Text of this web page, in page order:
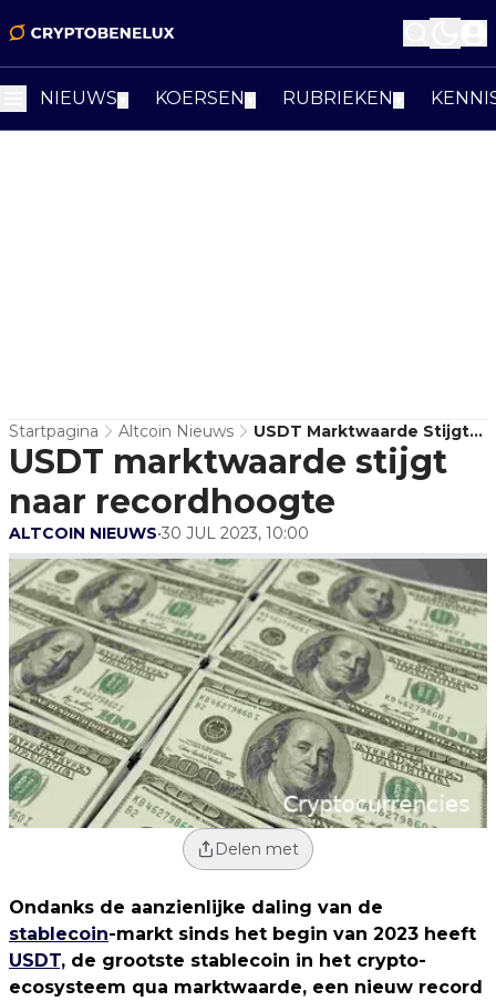
NIEUWS KOERSEN RUBRIEKEN
Startpagina Altcoin Nieuws
USDT Marktwaarde Stijgt
Naar Recordhoogte
USDT marktwaarde stijgt
naar recordhoogte
ALTCOIN NIEUWS•30 JUL 2023, 10:00
Delen met
Ondanks de aanzienlijke daling van de
stablecoin-markt sinds het begin van 2023 heeft
USDT, de grootste stablecoin in het crypto-
ecosysteem qua marktwaarde, een nieuw record